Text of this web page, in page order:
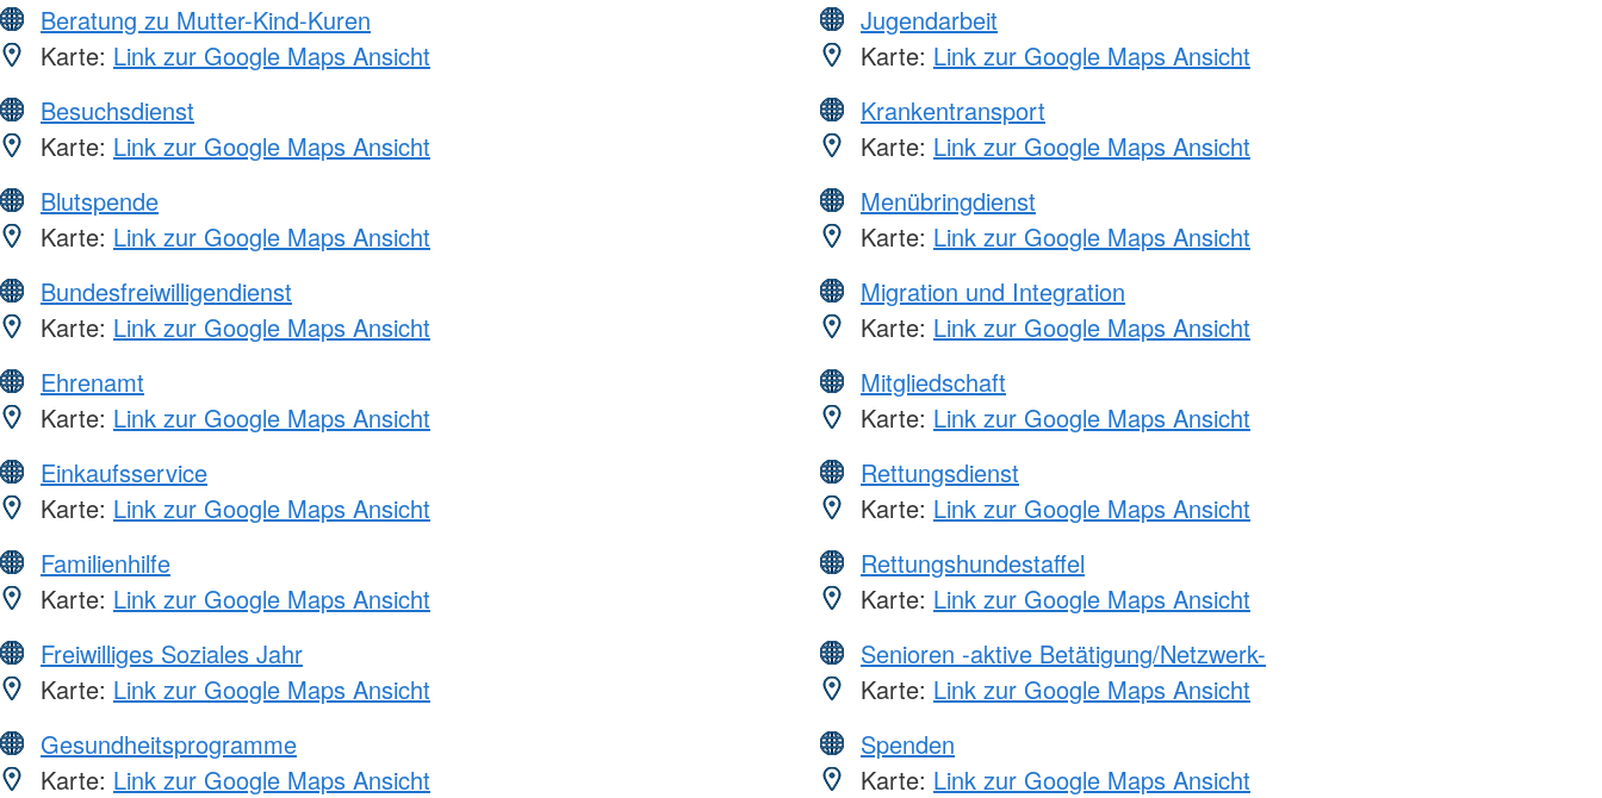
Beratung zu Mutter-Kind-Kuren
Karte: Link zur Google Maps Ansicht
Besuchsdienst
Karte: Link zur Google Maps Ansicht
Blutspende
Karte: Link zur Google Maps Ansicht
Bundesfreiwilligendienst
Karte: Link zur Google Maps Ansicht
Ehrenamt
Karte: Link zur Google Maps Ansicht
Einkaufsservice
Karte: Link zur Google Maps Ansicht
Familienhilfe
Karte: Link zur Google Maps Ansicht
Freiwilliges Soziales Jahr
Karte: Link zur Google Maps Ansicht
Gesundheitsprogramme
Karte: Link zur Google Maps Ansicht
Jugendarbeit
Karte: Link zur Google Maps Ansicht
Krankentransport
Karte: Link zur Google Maps Ansicht
Menübringdienst
Karte: Link zur Google Maps Ansicht
Migration und Integration
Karte: Link zur Google Maps Ansicht
Mitgliedschaft
Karte: Link zur Google Maps Ansicht
Rettungsdienst
Karte: Link zur Google Maps Ansicht
Rettungshundestaffel
Karte: Link zur Google Maps Ansicht
Senioren -aktive Betätigung/Netzwerk-
Karte: Link zur Google Maps Ansicht
Spenden
Karte: Link zur Google Maps Ansicht